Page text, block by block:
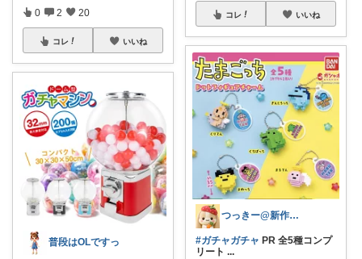
0 2 20
コレ いいね
普段はOLですっ
コレ いいね
つっきー@新作アイテム
#ガチャガチャ PR 全5種コンプ
リート ...